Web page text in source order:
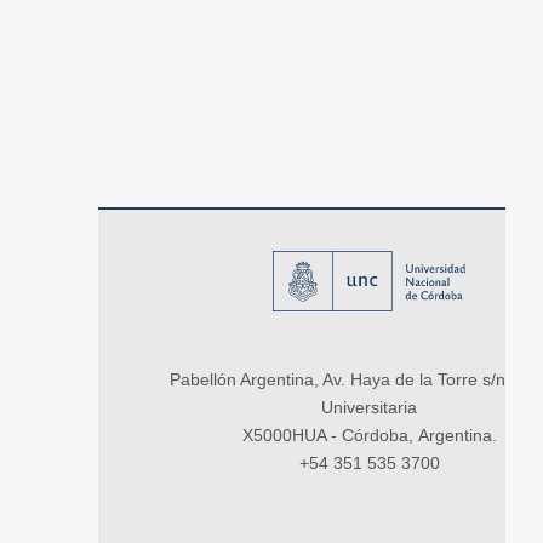
Pabellón Argentina, Av. Haya de la Torre s/n,
Universitaria
X5000HUA - Córdoba, Argentina.
+54 351 535 3700